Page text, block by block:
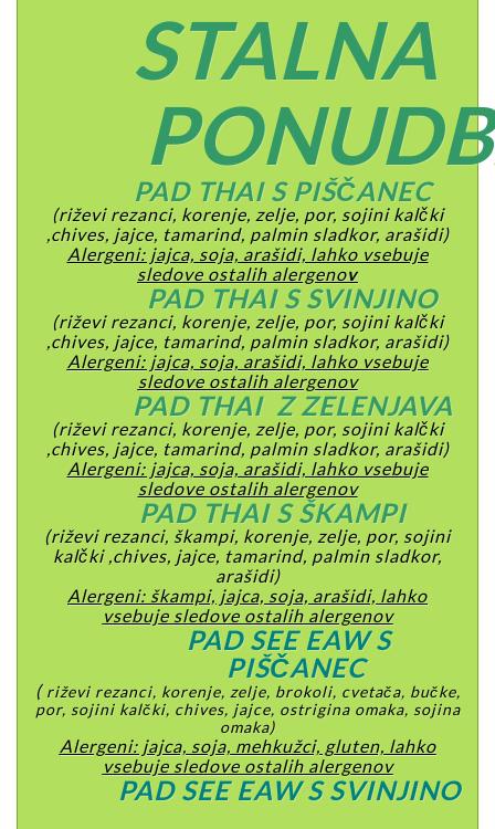
STALNA
PAD THAI S PIŠČANEC
(riževi rezanci, korenje, zelje, por, sojini kalčki
,chives, jajce, tamarind, palmin sladkor, arašidi)
Alergeni: jajca, soja, arašidi, lahko vsebuje
sledove ostalih alergenov
PAD THAI S SVINJINO
(riževi rezanci, korenje, zelje, por, sojini kalčki
,chives, jajce, tamarind, palmin sladkor, arašidi)
Alergeni: jajca, soja, arašidi, lahko vsebuje
sledove ostalih alergenov
PAD THAI Z ZELENJAVA
(riževi rezanci, korenje, zelje, por, sojini kalčki
,chives, jajce, tamarind, palmin sladkor, arašidi)
Alergeni: jajca, soja, arašidi, lahko vsebuje
sledove ostalih alergenov
PAD THAI S ŠKAMPI
(riževi rezanci, škampi, korenje, zelje, por, sojini
kalčki ,chives, jajce, tamarind, palmin sladkor,
arašidi)
Alergeni: škampi, jajca, soja, arašidi, lahko
vsebuje sledove ostalih alergenov
PAD SEE EAW S
PIŠČANEC
(riževi rezanci, korenje, zelje, brokoli, cvetača, bučke,
por, sojini kalčki, chives, jajce, ostrigina omaka, sojina
omaka)
Alergeni: jajca, soja, mehkužci, gluten, lahko
vsebuje sledove ostalih alergenov
PAD SEE EAW S SVINJINO